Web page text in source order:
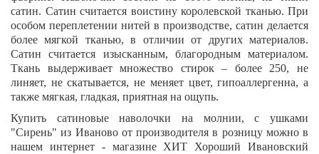
сатин. Сатин считается воистину королевской тканью. При
особом переплетении нитей в производстве, сатин делается
более мягкой тканью, в отличии от других материалов.
Сатин считается изысканным, благородным материалом.
Ткань выдерживает множество стирок – более 250, не
линяет, не скатывается, не меняет цвет, гипоаллергенна, а
также мягкая, гладкая, приятная на ощупь.
Купить сатиновые наволочки на молнии, с ушками
"Сирень" из Иваново от производителя в розницу можно в
нашем интернет - магазине ХИТ Хороший Ивановский